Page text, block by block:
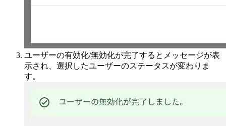
ユーザーの有効化/無効化が完了するとメッセージが表
示され、選択したユーザーのステータスが変わりま
す。